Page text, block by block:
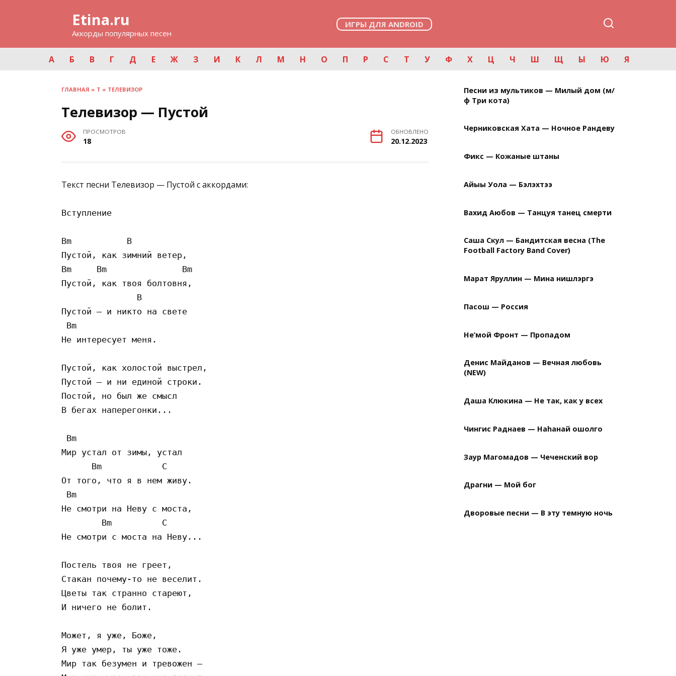
Etina.ru
Аккорды популярных песен
ИГРЫ ДЛЯ ANDROID
А Б В Г Д Е Ж З И К Л М Н О П Р С Т У Ф Х Ц Ч Ш Щ Ы Ю Я
ГЛАВНАЯ » Т » ТЕЛЕВИЗОР
Телевизор — Пустой
ПРОСМОТРОВ
18
ОБНОВЛЕНО
20.12.2023
Текст песни Телевизор — Пустой с аккордами:
Вступление
Bm           B
Пустой, как зимний ветер,
Bm     Bm               Bm
Пустой, как твоя болтовня,
               B
Пустой – и никто на свете
Bm
Не интересует меня.
Пустой, как холостой выстрел,
Пустой – и ни единой строки.
Постой, но был же смысл
В бегах наперегонки...
Bm
Мир устал от зимы, устал
      Bm            C
От того, что я в нем живу.
Bm
Не смотри на Неву с моста,
        Bm          C
Не смотри с моста на Неву...
Постель твоя не греет,
Стакан почему-то не веселит.
Цветы так странно стареют,
И ничего не болит.
Может, я уже, Боже,
Я уже умер, ты уже тоже.
Мир так безумен и тревожен –
Песни из мультиков — Милый дом (м/
ф Три кота)
Черниковская Хата — Ночное Рандеву
Фикс — Кожаные штаны
Айыы Уола — Бэлэхтээ
Вахид Аюбов — Танцуя танец смерти
Саша Скул — Бандитская весна (The
Football Factory Band Cover)
Марат Яруллин — Мина нишлэргэ
Пасош — Россия
Не’мой Фронт — Пропадом
Денис Майданов — Вечная любовь
(NEW)
Даша Клюкина — Не так, как у всех
Чингис Раднаев — Наhанай ошолго
Заур Магомадов — Чеченский вор
Драгни — Мой бог
Дворовые песни — В эту темную ночь